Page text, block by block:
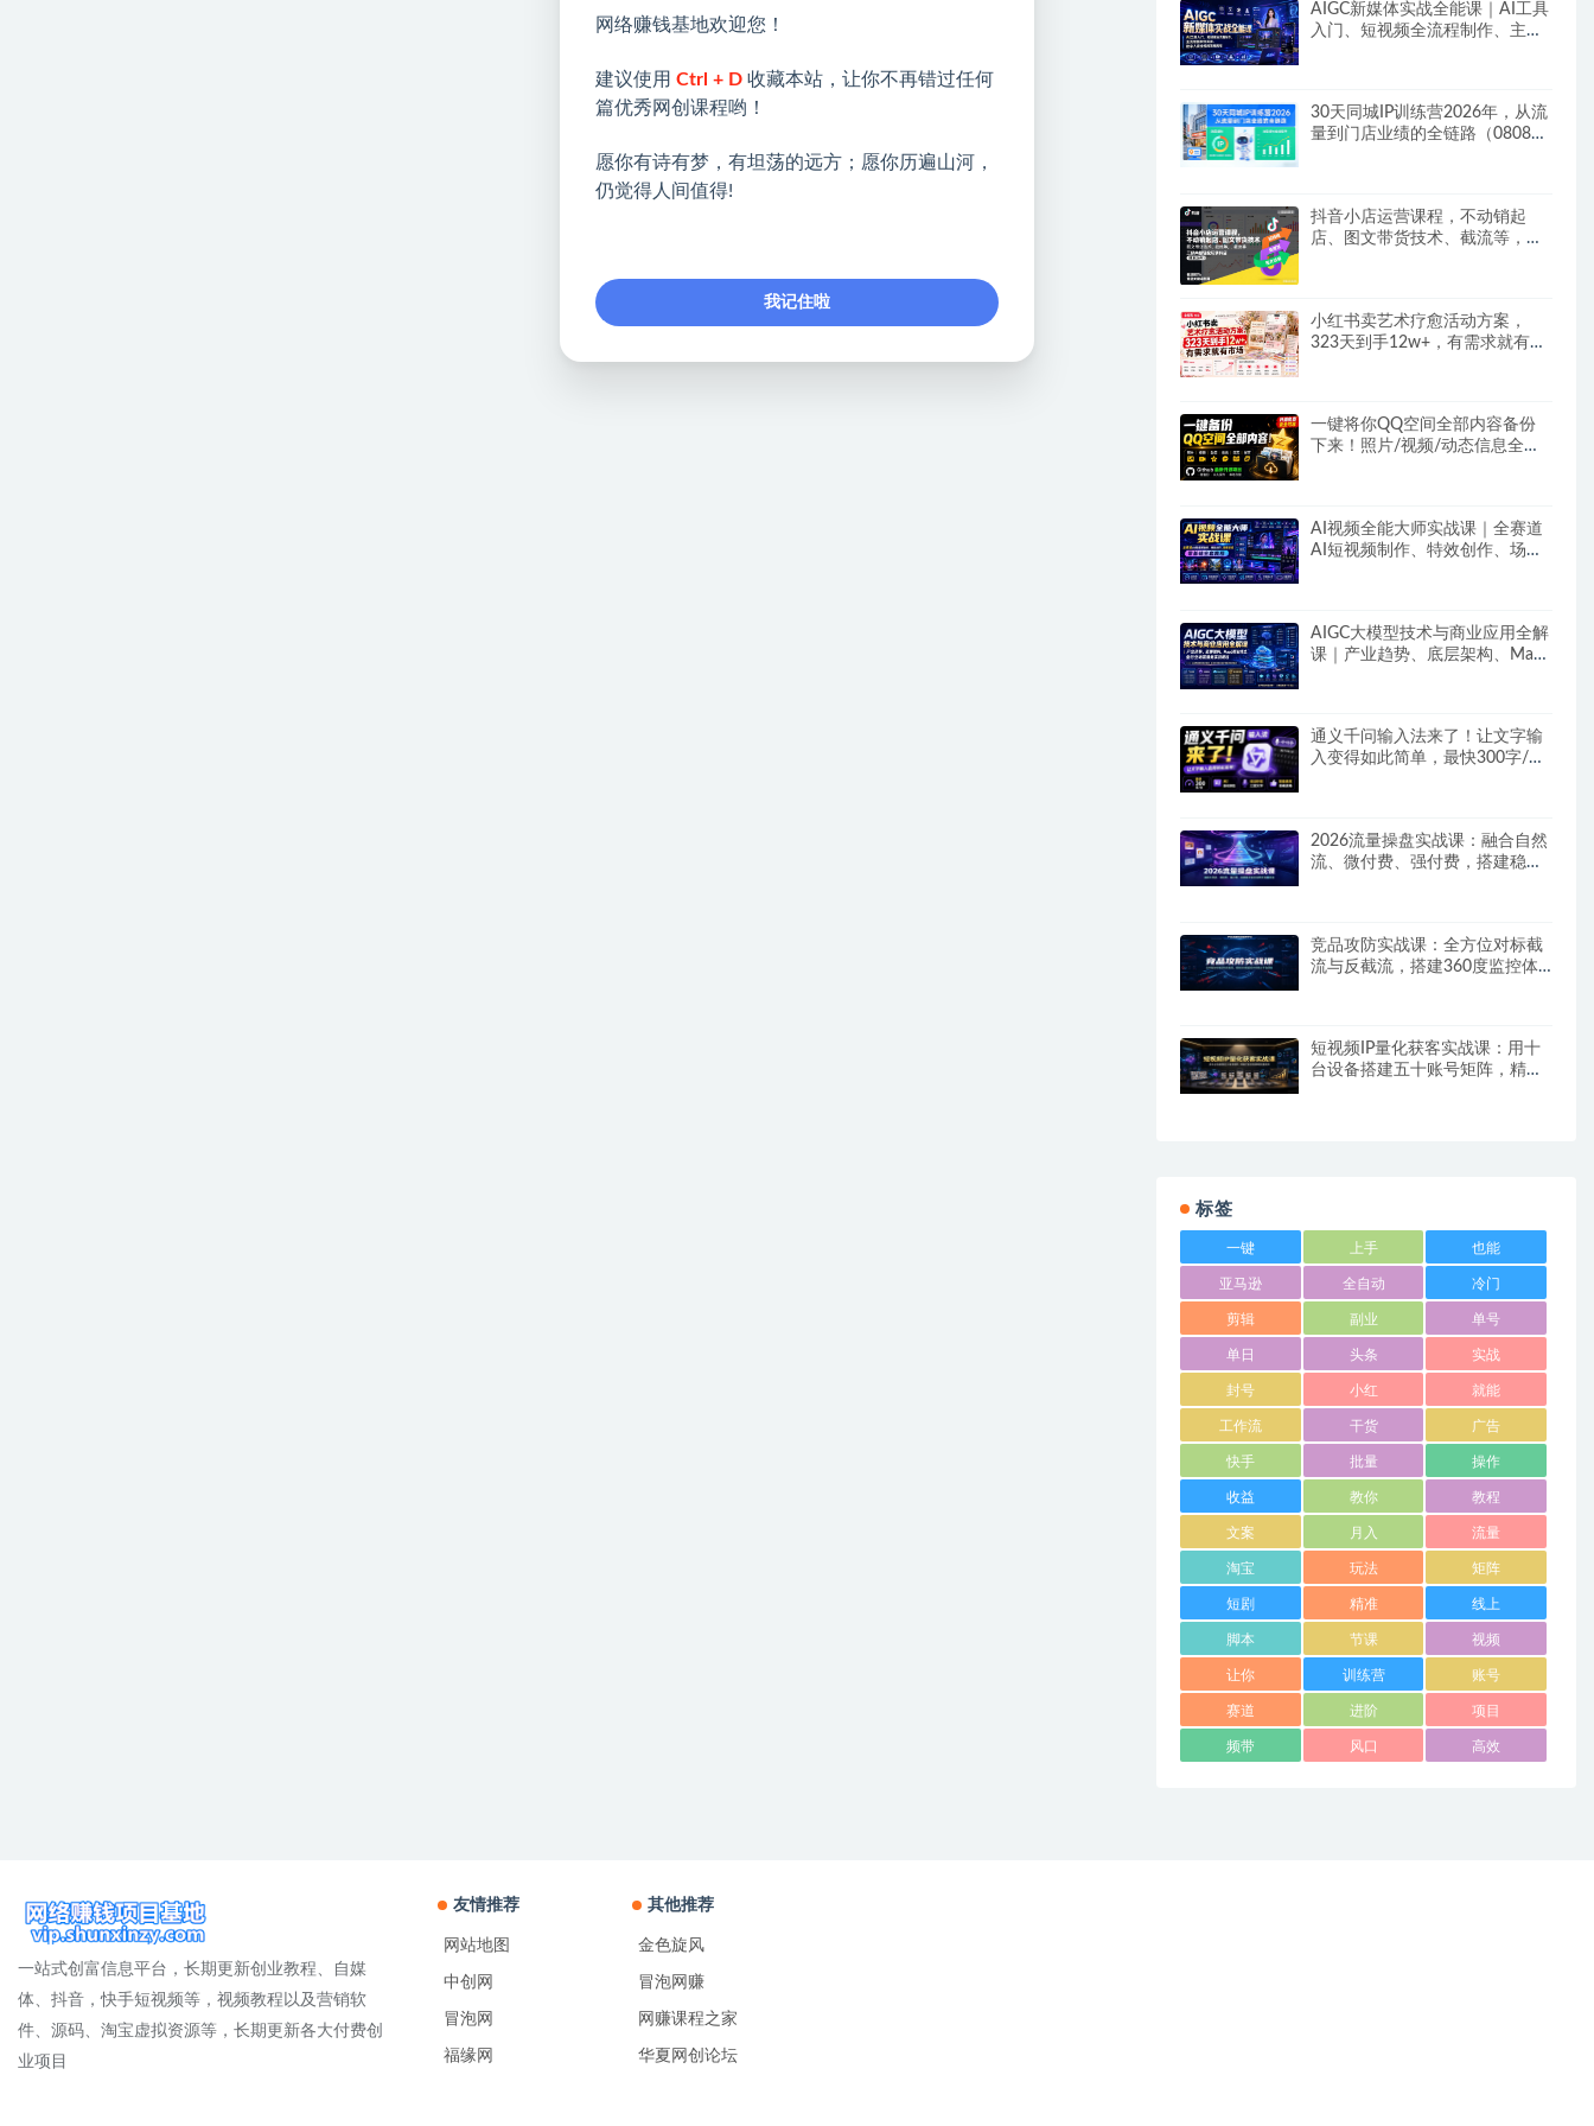
AIGC新媒体实战全能课｜AI工具
入门、短视频全流程制作、主流
30天同城IP训练营2026年，从流
量到门店业绩的全链路（0808更
抖音小店运营课程，不动销起
店、图文带货技术、截流等，三
小红书卖艺术疗愈活动方案，
323天到手12w+，有需求就有市
一键将你QQ空间全部内容备份
下来！照片/视频/动态信息全存
AI视频全能大师实战课｜全赛道
AI短视频制作、特效创作、场景
AIGC大模型技术与商业应用全解
课｜产业趋势、底层架构、MaaS
通义千问输入法来了！让文字输
入变得如此简单，最快300字/
2026流量操盘实战课：融合自然
流、微付费、强付费，搭建稳定
竞品攻防实战课：全方位对标截
流与反截流，搭建360度监控体
短视频IP量化获客实战课：用十
台设备搭建五十账号矩阵，精准
标签
一键 上手 也能
亚马逊 全自动 冷门
剪辑 副业 单号
单日 头条 实战
封号 小红 就能
工作流 干货 广告
快手 批量 操作
收益 教你 教程
文案 月入 流量
淘宝 玩法 矩阵
短剧 精准 线上
脚本 节课 视频
让你 训练营 账号
赛道 进阶 项目
频带 风口 高效
一站式创富信息平台，长期更新创业教程、自媒
体、抖音，快手短视频等，视频教程以及营销软
件、源码、淘宝虚拟资源等，长期更新各大付费创
业项目
友情推荐
网站地图
中创网
冒泡网
福缘网
其他推荐
金色旋风
冒泡网赚
网赚课程之家
华夏网创论坛
网络赚钱基地欢迎您！
建议使用 Ctrl + D 收藏本站，让你不再错过任何
篇优秀网创课程哟！
愿你有诗有梦，有坦荡的远方；愿你历遍山河，
仍觉得人间值得!
我记住啦